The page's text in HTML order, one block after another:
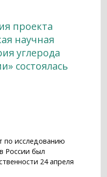
проекта
научная
углерода
состоялась
по исследованию
России был
24 апреля